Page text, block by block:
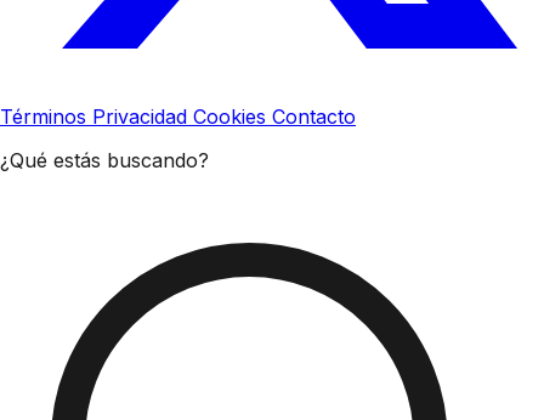
Términos Privacidad Cookies Contacto
¿Qué estás buscando?